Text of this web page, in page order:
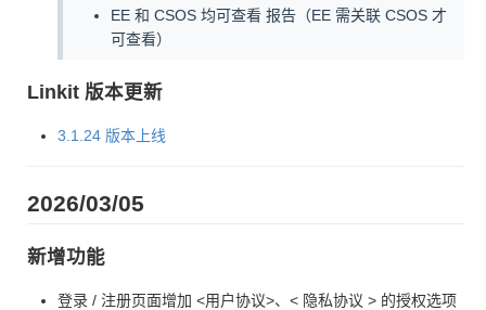
EE 和 CSOS 均可查看 报告（EE 需关联 CSOS 才
可查看）
Linkit 版本更新
3.1.24 版本上线
2026/03/05
新增功能
登录 / 注册页面增加 <用户协议>、< 隐私协议 > 的授权选项